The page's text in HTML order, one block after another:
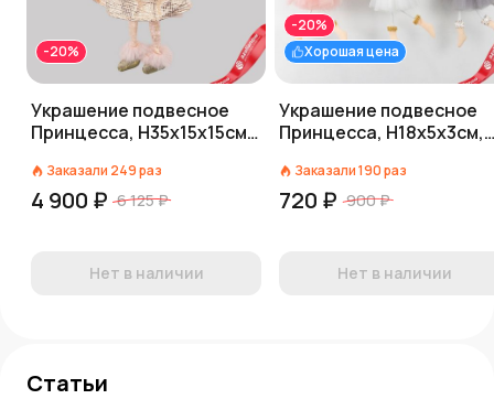
-20%
Украшение подвесное
Принцесса, Н35х15х15см,
Заказали 249раз
4 900 ₽ 6 125 ₽
Нет в наличии
Хорошая цена
-20%
Украшение подвесное
Принцесса, H18х5х3см,
Заказали190раз
720 ₽ 900 ₽
Нет в наличии
Статьи